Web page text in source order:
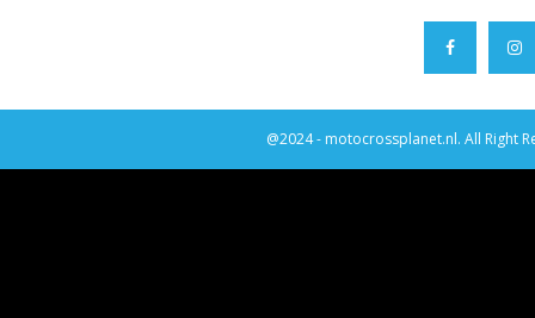
@2024 - motocrossplanet.nl. All Right